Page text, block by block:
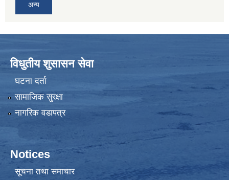
अन्य
विधुतीय शुसासन सेवा
घटना दर्ता
सामाजिक सुरक्षा
नागरिक वडापत्र
Notices
सूचना तथा समाचार